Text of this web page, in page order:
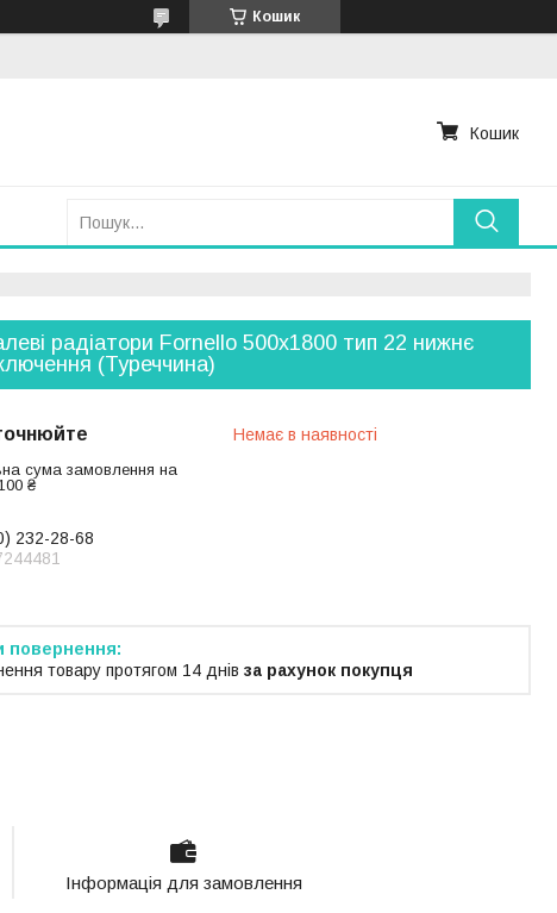
Кошик
Кошик
радіатори Fornello 500х1800 тип 22 нижнє
(Туреччина)
сума замовлення на
₴
Немає в наявності
232-28-68
товару протягом 14 днів за рахунок покупця
Інформація для замовлення